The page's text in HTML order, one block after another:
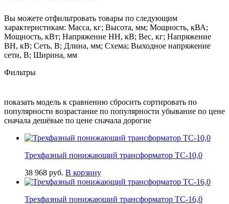
Вы можете отфильтровать товары по следующим
характеристикам: Масса, кг; Высота, мм; Мощность, кВА;
Мощность, кВт; Напряжение НН, кВ; Вес, кг; Напряжение
ВН, кВ; Сеть, В; Длина, мм; Схема; Выходное напряжение
сети, В; Ширина, мм
Фильтры
показать модель к сравнению сбросить сортировать по
популярности возрастание по популярности убывание по цене
сначала дешёвые по цене сначала дорогие
Трехфазный понижающий трансформатор ТС-10,0
38 968 руб. В корзину
Трехфазный понижающий трансформатор ТС-16,0